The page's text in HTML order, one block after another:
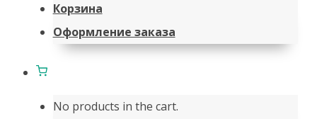
Корзина
Оформление заказа
No products in the cart.